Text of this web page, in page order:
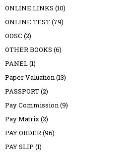
ONLINE LINKS (10)
ONLINE TEST(79)
OOSC (2)
OTHER BOOKS (6)
PANEL(1)
Paper Valuation(13)
PASSPORT(2)
Pay Commission(9)
Pay Matrix(2)
PAY ORDER(96)
PAY SLIP (1)